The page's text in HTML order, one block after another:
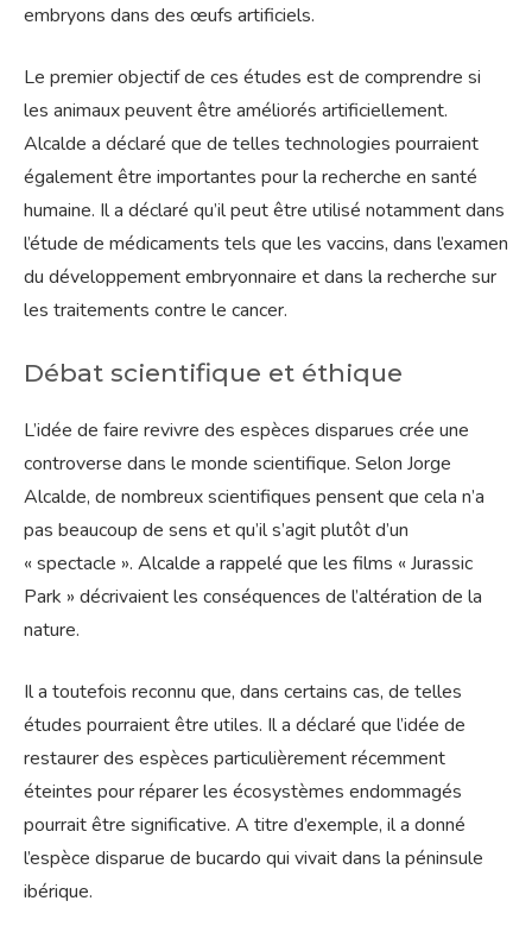
embryons dans des œufs artificiels.
Le premier objectif de ces études est de comprendre si
les animaux peuvent être améliorés artificiellement.
Alcalde a déclaré que de telles technologies pourraient
également être importantes pour la recherche en santé
humaine. Il a déclaré qu’il peut être utilisé notamment dans
l’étude de médicaments tels que les vaccins, dans l’examen
du développement embryonnaire et dans la recherche sur
les traitements contre le cancer.
Débat scientifique et éthique
L’idée de faire revivre des espèces disparues crée une
controverse dans le monde scientifique. Selon Jorge
Alcalde, de nombreux scientifiques pensent que cela n’a
pas beaucoup de sens et qu’il s’agit plutôt d’un
« spectacle ». Alcalde a rappelé que les films « Jurassic
Park » décrivaient les conséquences de l’altération de la
nature.
Il a toutefois reconnu que, dans certains cas, de telles
études pourraient être utiles. Il a déclaré que l’idée de
restaurer des espèces particulièrement récemment
éteintes pour réparer les écosystèmes endommagés
pourrait être significative. A titre d’exemple, il a donné
l’espèce disparue de bucardo qui vivait dans la péninsule
ibérique.